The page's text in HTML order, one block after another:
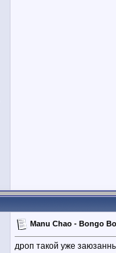
Manu Chao - Bongo
дроп такой уже